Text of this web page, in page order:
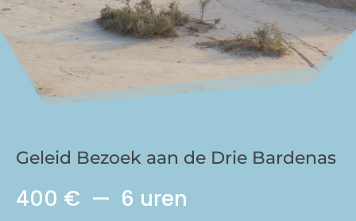
Geleid Bezoek aan de Drie Bardenas
400 € 6 uren